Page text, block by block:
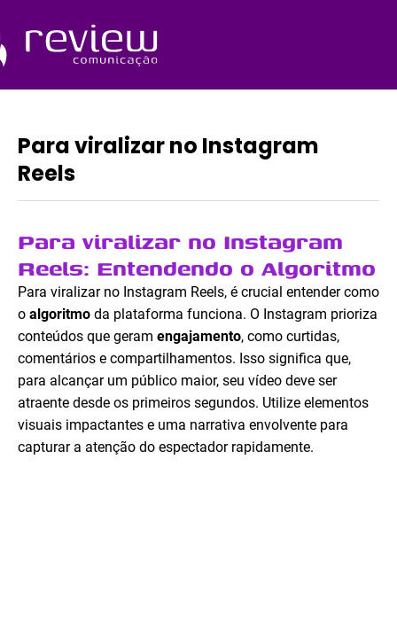
o
conteúdo
Para viralizar no Instagram
Reels
Para viralizar no Instagram
Reels: Entendendo o Algoritmo
Para viralizar no Instagram Reels, é crucial entender como
o algoritmo da plataforma funciona. O Instagram prioriza
conteúdos que geram engajamento, como curtidas,
comentários e compartilhamentos. Isso significa que,
para alcançar um público maior, seu vídeo deve ser
atraente desde os primeiros segundos. Utilize elementos
visuais impactantes e uma narrativa envolvente para
capturar a atenção do espectador rapidamente.